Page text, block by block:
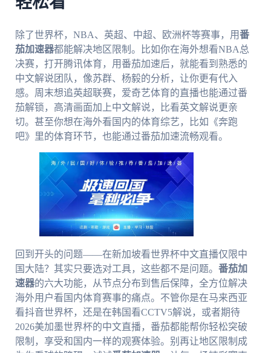
除了世界杯，NBA、英超、中超、欧洲杯等赛事，用番
茄加速器都能解决地区限制。比如你在海外想看NBA总
决赛，打开腾讯体育，用番茄加速后，就能看到熟悉的
中文解说团队，像苏群、杨毅的分析，让你更有代入
感。周末想追英超联赛，爱奇艺体育的直播也能通过番
茄解锁，高清画面加上中文解说，比看英文解说更亲
切。甚至你想在海外看国内的体育综艺，比如《奔跑
吧》里的体育环节，也能通过番茄加速流畅观看。
回到开头的问题——在新加坡看世界杯中文直播仅限中
国大陆？其实只要选对工具，这些都不是问题。 番茄加
速器的六大功能，从节点分布到售后保障，全方位解决
海外用户看国内体育赛事的痛点。不管你是在马来西亚
看抖音世界杯，还是在韩国看CCTV5解说，或者期待
2026美加墨世界杯的中文直播，番茄都能帮你轻松突破
限制，享受和国内一样的观赛体验。别再让地区限制成